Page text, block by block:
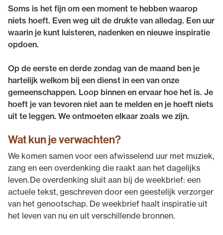
Soms is het fijn om een moment te hebben waarop
niets hoeft. Even weg uit de drukte van alledag. Een uur
waarin je kunt luisteren, nadenken en nieuwe inspiratie
opdoen.
Op de eerste en derde zondag van de maand ben je
hartelijk welkom bij een dienst in een van onze
gemeenschappen. Loop binnen en ervaar hoe het is. Je
hoeft je van tevoren niet aan te melden en je hoeft niets
uit te leggen. We ontmoeten elkaar zoals we zijn.
Wat kun je verwachten?
We komen samen voor een afwisselend uur met muziek,
zang en een overdenking die raakt aan het dagelijks
leven. De overdenking sluit aan bij de weekbrief: een
actuele tekst, geschreven door een geestelijk verzorger
van het genootschap. De weekbrief haalt inspiratie uit
het leven van nu en uit verschillende bronnen.